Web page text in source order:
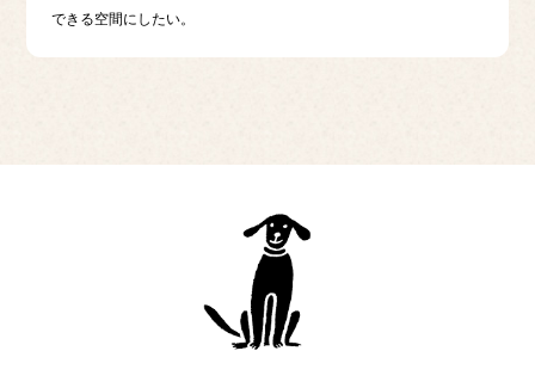
できる空間にしたい。